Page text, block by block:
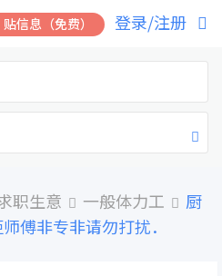
贴信息（免费） 登录/注册
职生意 一般体力工
厨
傅非专非请勿打扰．